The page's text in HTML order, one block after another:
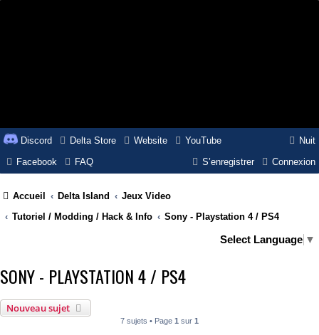
Nuit
Discord Delta Store Website
YouTube
Facebook
FAQ Connexion
S’enregistrer
Accueil Delta Island
Jeux Video
Tutoriel / Modding / Hack & Info
Sony - Playstation 4 / PS4
Select Language ▼
SONY - PLAYSTATION 4 / PS4
Nouveau sujet
7 sujets • Page 1 sur 1